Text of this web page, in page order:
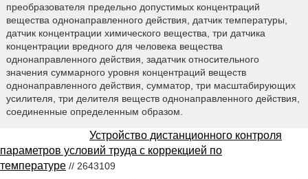
преобразователя предельно допустимых концентраций
вещества однонаправленного действия, датчик температуры,
датчик концентрации химического вещества, три датчика
концентрации вредного для человека вещества
однонаправленного действия, задатчик относительного
значения суммарного уровня концентраций веществ
однонаправленного действия, сумматор, три масштабирующих
усилителя, три делителя веществ однонаправленного действия,
соединенные определенным образом.
Устройство дистанционного контроля
параметров условий труда с коррекцией по
температуре // 2643109